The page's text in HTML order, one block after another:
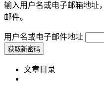
输入用户名或电子邮箱地址
邮件。
用户名或电子邮件地址
文章目录